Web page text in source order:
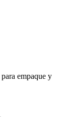
empaque y